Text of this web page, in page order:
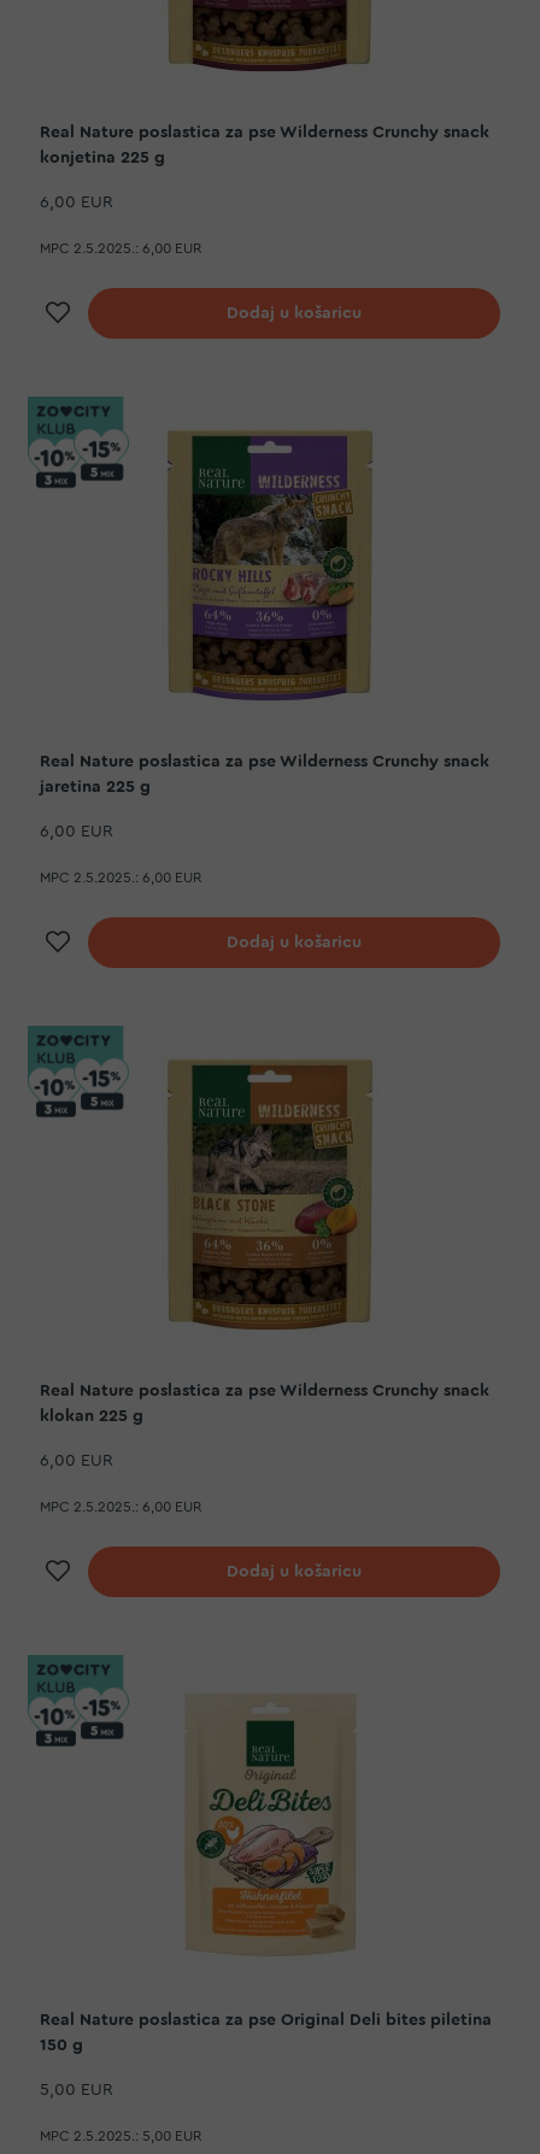
Real Nature poslastica za pse Wilderness Crunchy snack
konjetina 225 g
6,00 EUR
MPC 2.5.2025.: 6,00 EUR
Dodaj na listu želja
Dodaj u košaricu
Real Nature poslastica za pse Wilderness Crunchy snack
jaretina 225 g
6,00 EUR
MPC 2.5.2025.: 6,00 EUR
Dodaj na listu želja
Dodaj u košaricu
Real Nature poslastica za pse Wilderness Crunchy snack
klokan 225 g
6,00 EUR
MPC 2.5.2025.: 6,00 EUR
Dodaj na listu želja
Dodaj u košaricu
Real Nature poslastica za pse Original Deli bites piletina
150 g
5,00 EUR
MPC 2.5.2025.: 5,00 EUR